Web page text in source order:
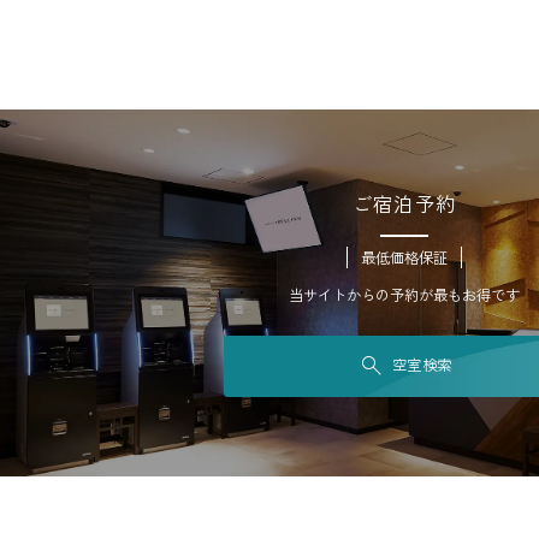
ご宿泊予約
最低価格保証
当サイトからの予約が最もお得です
空室検索